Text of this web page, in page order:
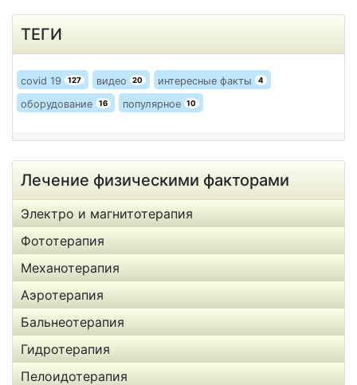
ТЕГИ
covid 19 127 видео 20 интересные факты 4
оборудование 16 популярное 10
Лечение физическими факторами
Электро и магнитотерапия
Фототерапия
Механотерапия
Аэротерапия
Бальнеотерапия
Гидротерапия
Пелоидотерапия